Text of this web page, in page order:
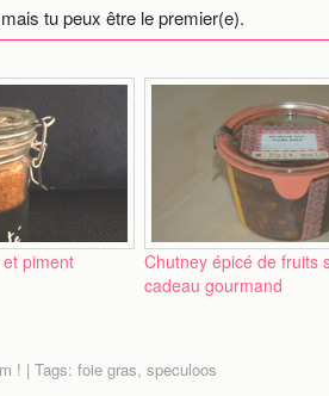
tu peux être le premier(e).
piment
Chutney épicé de fruits
cadeau gourmand
! | Tags: foie gras, speculoos